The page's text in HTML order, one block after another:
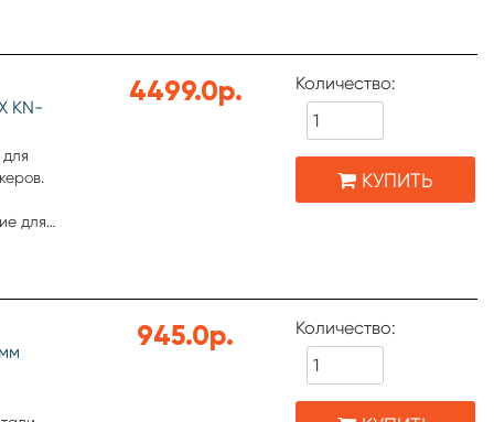
KN-
для
кв. мм.
4499.0р. Количество:
КУПИТЬ
945.0р. Количество: